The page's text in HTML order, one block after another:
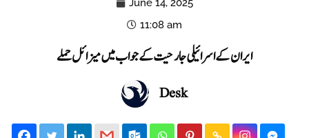
June 14, 2025
11:08 am
ایران کے اسرائیلی جارحیت کے جواب میں میزائل حملے
Desk